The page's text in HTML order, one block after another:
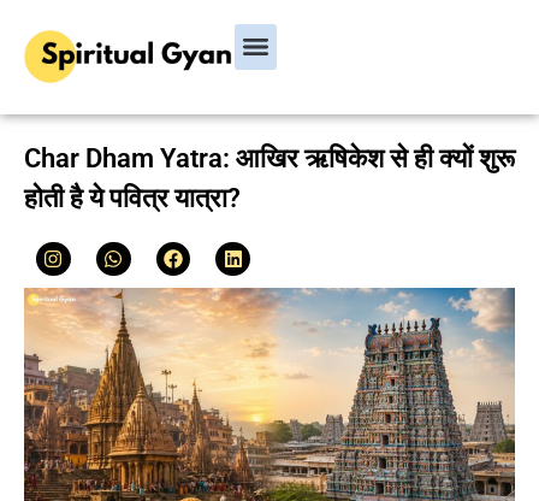
Char Dham Yatra: आखिर ऋषिकेश से ही क्यों शुरू
होती है ये पवित्र यात्रा?